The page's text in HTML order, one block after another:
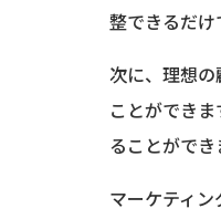
整できるだけ
次に、理想
ことができ
ることができ
マーケティ